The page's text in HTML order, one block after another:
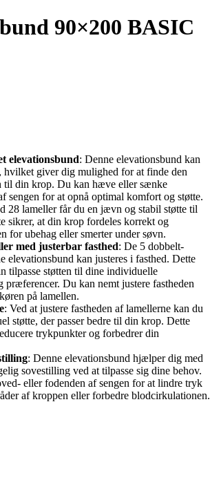
90×200 BASIC
elevationsbund: Denne elevationsbund kan
hvilket giver dig mulighed for at finde den
til din krop. Du kan hæve eller sænke
sengen for at opnå optimal komfort og støtte.
28 lameller får du en jævn og stabil støtte til
sikrer, at din krop fordeles korrekt og
for ubehag eller smerter under søvn.
med justerbar fasthed: De 5 dobbelt-
elevationsbund kan justeres i fasthed. Dette
tilpasse støtten til dine individuelle
præferencer. Du kan nemt justere fastheden
på lamellen.
: Ved at justere fastheden af lamellerne kan du
støtte, der passer bedre til din krop. Dette
trykpunkter og forbedrer din
: Denne elevationsbund hjælper dig med
sovestilling ved at tilpasse sig dine behov.
eller fodenden af sengen for at lindre tryk
af kroppen eller forbedre blodcirkulationen.